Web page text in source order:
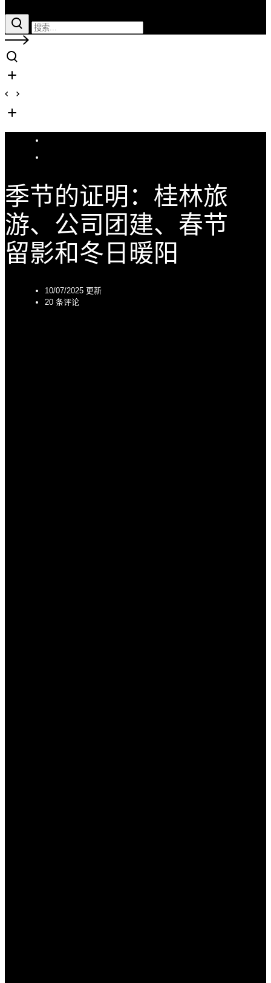
季节的证明：桂林旅
游、公司团建、春节
留影和冬日暖阳
10/07/2025 更新
20 条评论